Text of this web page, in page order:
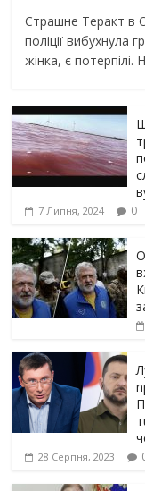
Страшне Теракт в
поліції вибухнула
жінка, є потерпілі.
7 Липня, 2024 0
28 Серпня, 2023